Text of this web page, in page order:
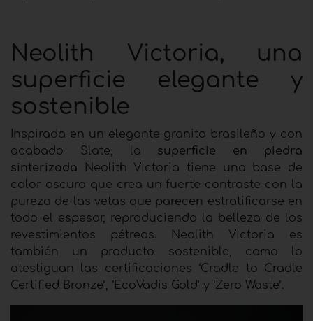
Neolith Victoria, una
superficie elegante y
sostenible
Inspirada en un elegante granito brasileño y con
acabado Slate, la superficie en piedra
sinterizada
Neolith Victoria tiene una base de
color oscuro que crea un fuerte contraste con la
pureza de las vetas que parecen estratificarse en
todo el espesor, reproduciendo la belleza de los
revestimientos pétreos. Neolith Victoria es
también un producto sostenible, como lo
atestiguan las certificaciones ‘Cradle to Cradle
Certified Bronze’, ‘EcoVadis Gold’ y ‘Zero Waste’.